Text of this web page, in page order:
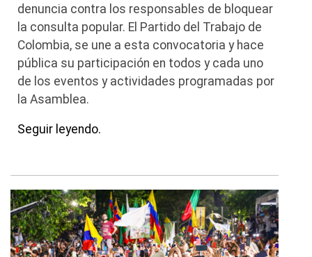
denuncia contra los responsables de bloquear
la consulta popular. El Partido del Trabajo de
Colombia, se une a esta convocatoria y hace
pública su participación en todos y cada uno
de los eventos y actividades programadas por
la Asamblea.
Seguir leyendo.